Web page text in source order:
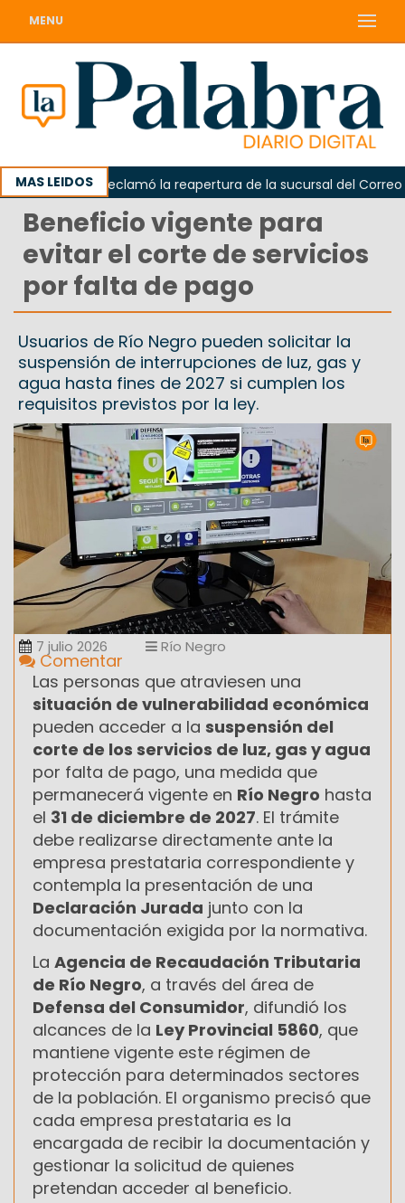
MENU
MAS LEIDOS
Odarda reclamó la reapertura de la sucursal del Correo
Beneficio vigente para
evitar el corte de servicios
por falta de pago
Usuarios de Río Negro pueden solicitar la
suspensión de interrupciones de luz, gas y
agua hasta fines de 2027 si cumplen los
requisitos previstos por la ley.
7 julio 2026 Río Negro
Comentar
Las personas que atraviesen una
situación de vulnerabilidad económica
pueden acceder a la suspensión del
corte de los servicios de luz, gas y agua
por falta de pago, una medida que
permanecerá vigente en Río Negro hasta
el 31 de diciembre de 2027. El trámite
debe realizarse directamente ante la
empresa prestataria correspondiente y
contempla la presentación de una
Declaración Jurada junto con la
documentación exigida por la normativa.
La Agencia de Recaudación Tributaria
de Río Negro, a través del área de
Defensa del Consumidor, difundió los
alcances de la Ley Provincial 5860, que
mantiene vigente este régimen de
protección para determinados sectores
de la población. El organismo precisó que
cada empresa prestataria es la
encargada de recibir la documentación y
gestionar la solicitud de quienes
pretendan acceder al beneficio.